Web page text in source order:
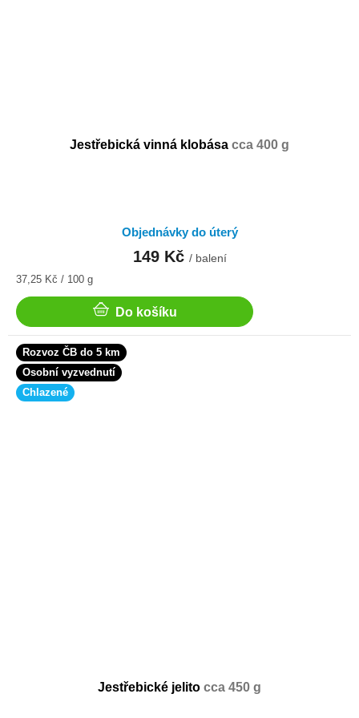
Jestřebická vinná klobása cca 400 g
Objednávky do úterý
149 Kč / balení
Měrná
37,25 Kč / 100 g
Do košíku
Rozvoz ČB do 5 km
Osobní vyzvednutí
Chlazené
Jestřebické jelito cca 450 g